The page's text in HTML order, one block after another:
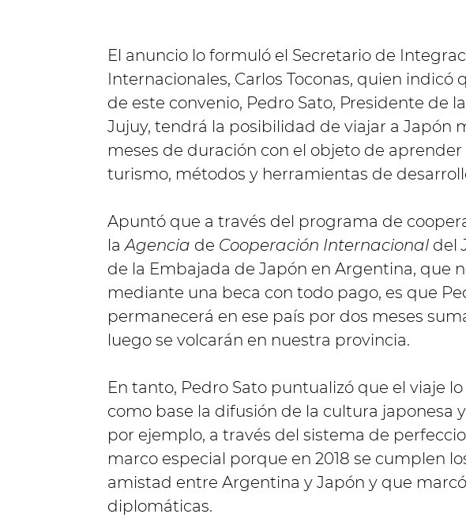
El anuncio lo formuló el Secretario de
Internacionales, Carlos Toconas, quien indicó
de este convenio, Pedro Sato, Presidente de
Jujuy, tendrá la posibilidad de viajar a Japón
meses de duración con el objeto de
turismo, métodos y herramientas de
Apuntó que a través del programa de
laAgencia de Cooperación Internacional del
de la Embajada de Japón en Argentina, que
mediante una beca con todo pago, es que
permanecerá en ese país por dos meses
luego se volcarán en nuestra provincia.
En tanto, Pedro Sato puntualizó que el viaje
como base la difusión de la cultura japonesa
por ejemplo, a través del sistema de
marco especial porque en 2018 se cumplen
amistad entre Argentina y Japón y que
diplomáticas.